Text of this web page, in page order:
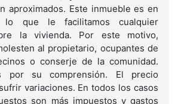
aproximados. Este inmueble es en
lo que le facilitamos cualquier
la vivienda. Por este motivo,
al propietario, ocupantes de
o conserje de la comunidad.
por su comprensión. El precio
variaciones. En todos los casos
son más impuestos y gastos